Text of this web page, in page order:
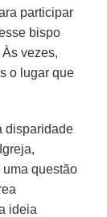
participar
bispo
Às vezes,
o lugar que
disparidade
uma questão
ideia